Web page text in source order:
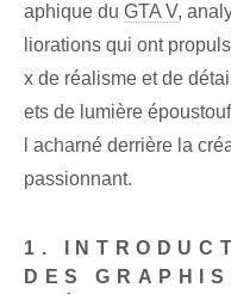
aphique du GTA V,
liorations qui ont
x de réalisme et de
ets de lumière
l acharné derrière la
passionnant.
1.
DES